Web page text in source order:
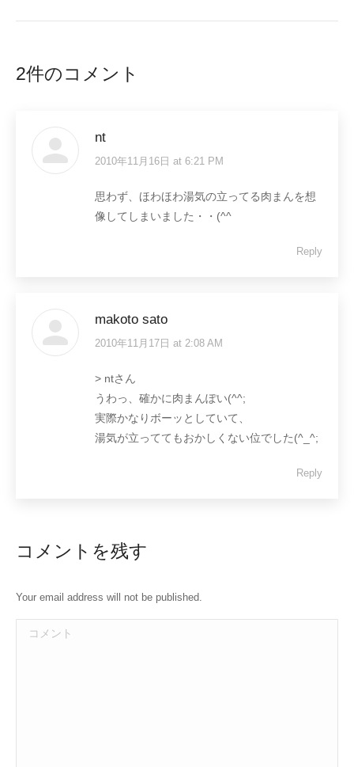
2件のコメント
nt
says:
2010年11月16日 at 6:21 PM
思わず、ほわほわ湯気の立ってる肉まんを想
像してしまいました・・(^^ゞ
Reply
makoto sato
says:
2010年11月17日 at 2:08 AM
> ntさん
うわっ、確かに肉まんぽい(^^;
実際かなりボーッとしていて、
湯気が立っててもおかしくない位でした(^_^;
Reply
コメントを残す
Your email address will not be published.
コメント